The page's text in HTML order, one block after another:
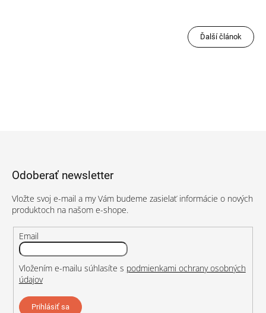
Ďalší článok
Odoberať newsletter
Vložte svoj e-mail a my Vám budeme zasielať informácie o nových
produktoch na našom e-shope.
Email
Vložením e-mailu súhlasíte s podmienkami ochrany osobných
údajov
Prihlásiť sa